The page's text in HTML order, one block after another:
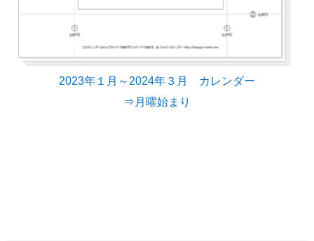
2023年１月～2024年３月 カレンダー
⇒月曜始まり